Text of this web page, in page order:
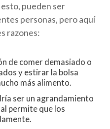
pueden ser
personas, pero aquí
razones:
de comer demasiado o
y estirar la bolsa
más alimento.
ser un agrandamiento
permite que los